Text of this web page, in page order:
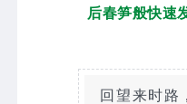
后春笋般快速
回望来时路